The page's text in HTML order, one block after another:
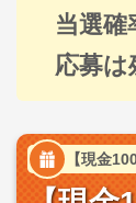
当選確
応募は
【現金